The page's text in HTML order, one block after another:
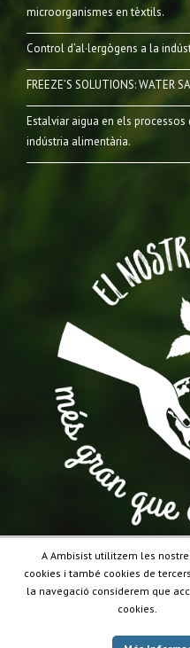
microorganismes en tèxtils.
Control d’al·lergògens a la
FREEZE’S SOLUTIONS: WATER
Estalviar aigua en els
indústria alimentària.
A Ambisist utilitzem les
cookies i també cookies de
la navegació considerem que
cookies.